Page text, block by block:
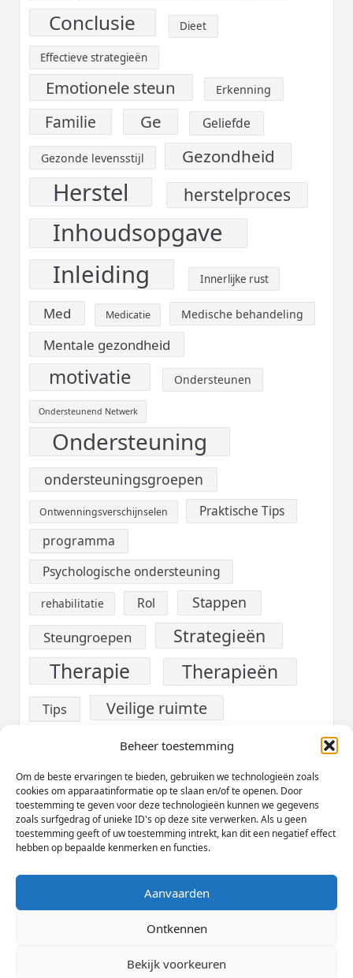
Beheer toestemming
Om de beste ervaringen te bieden, gebruiken we technologieën zoals
cookies om apparaatinformatie op te slaan en/of te openen. Door
toestemming te geven voor deze technologieën kunnen we gegevens
zoals surfgedrag of unieke ID's op deze site verwerken. Als u geen
toestemming geeft of uw toestemming intrekt, kan dit een negatief effect
hebben op bepaalde kenmerken en functies.
Aanvaarden
Ontkennen
Bekijk voorkeuren
Conclusie Dieet
Effectieve strategieën
Emotionele steun Erkenning
Familie Ge Geliefde
Gezonde levensstijl Gezondheid
Herstel herstelproces
Inhoudsopgave
Inleiding
Innerlijke rust
Med Medicatie Medische behandeling
Mentale gezondheid
motivatie Ondersteunen
Ondersteunend Netwerk
Ondersteuning
ondersteuningsgroepen
Ontwenningsverschijnselen Praktische Tips
programma
Psychologische ondersteuning
rehabilitatie Rol Stappen
Steungroepen Strategieën
Therapie Therapieën
Tips Veilige ruimte
verslaving Voeding
Welzijn Werk
Zelfzorg
Copyright © 2026Yuki Magazine Thema